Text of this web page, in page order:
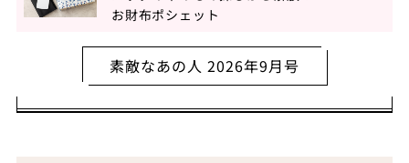
お財布ポシェット
素敵なあの人 2026年9月号